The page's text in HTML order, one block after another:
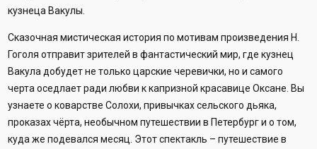
кузнеца Вакулы.
Сказочная мистическая история по мотивам произведения Н.
Гоголя отправит зрителей в фантастический мир, где кузнец
Вакула добудет не только царские черевички, но и самого
черта оседлает ради любви к капризной красавице Оксане. Вы
узнаете о коварстве Солохи, привычках сельского дьяка,
проказах чёрта, необычном путешествии в Петербург и о том,
куда же подевался месяц. Этот спектакль – путешествие в